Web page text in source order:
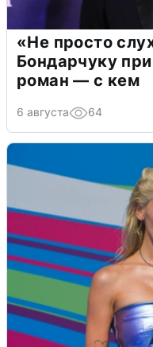
«Не просто
Бондарчуку
роман — с кем
6 августа 64